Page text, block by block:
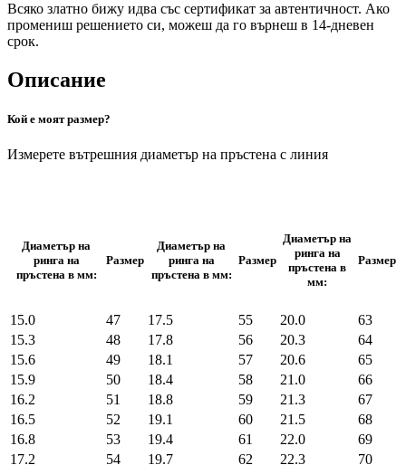
Всяко златно бижу идва със сертификат за автентичност. Ако
промениш решението си, можеш да го върнеш в 14-дневен
срок.
Описание
Кой е моят размер?
Измерете вътрешния диаметър на пръстена с линия
Диаметър на
ринга на
пръстена в мм:
Размер
Диаметър на
ринга на
пръстена в мм:
Размер
Диаметър на
ринга на
пръстена в
мм:
Размер
15.0 47 17.5 55 20.0
63
15.3
48 17.8 56 20.3
64
15.6
49 18.1 57 20.6
65
15.9
50 18.4 58 21.0
66
16.2
51 18.8 59 21.3
67
16.5
52 19.1 60 21.5
68
16.8
53 19.4 61 22.0
69
17.2
54 19.7 62 22.3 70